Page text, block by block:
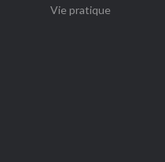
Vie pratique